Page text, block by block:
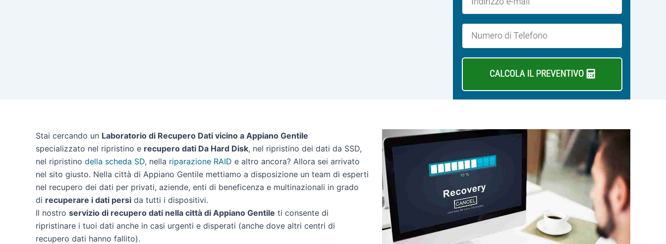
Stai cercando un Laboratorio di Recupero Dati vicino a Appiano Gentile
specializzato nel ripristino e recupero dati Da Hard Disk, nel ripristino dei dati da SSD,
nel ripristino della scheda SD, nella riparazione RAID e altro ancora? Allora sei arrivato
nel sito giusto. Nella città di Appiano Gentile mettiamo a disposizione un team di esperti
nel recupero dei dati per privati, aziende, enti di beneficenza e multinazionali in grado
di recuperare i dati persi da tutti i dispositivi.
Il nostro servizio di recupero dati nella città di Appiano Gentile ti consente di
ripristinare i tuoi dati anche in casi urgenti e disperati (anche dove altri centri di
recupero dati hanno fallito).